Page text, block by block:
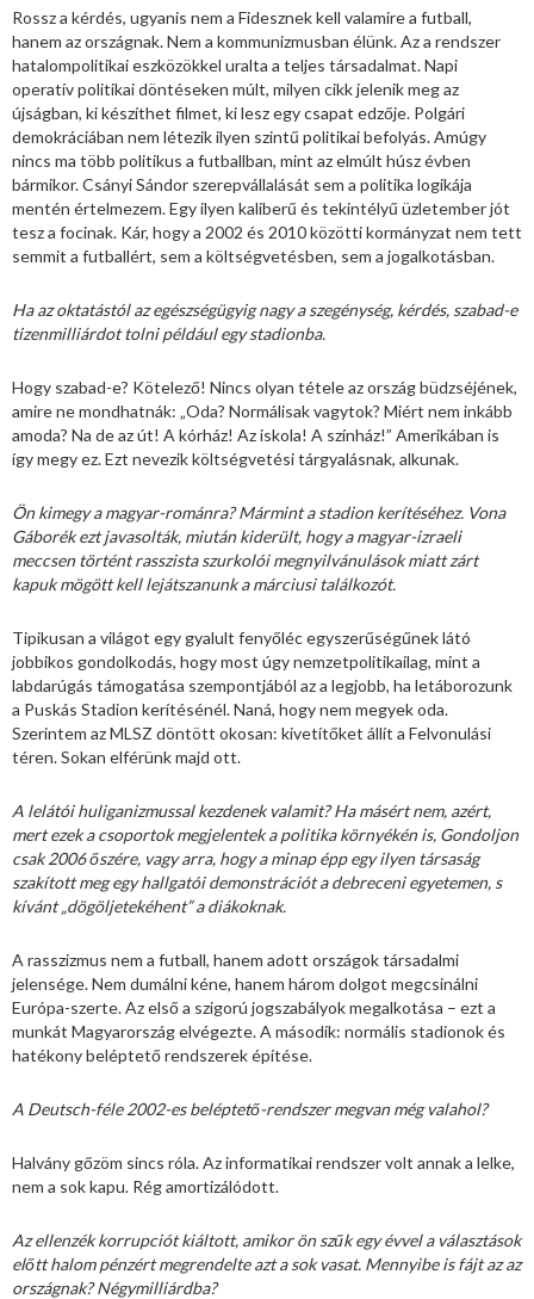
Rossz a kérdés, ugyanis nem a Fidesznek kell valamire a futball,
hanem az országnak. Nem a kommunizmusban élünk. Az a rendszer
hatalompolitikai eszközökkel uralta a teljes társadalmat. Napi
operatív politikai döntéseken múlt, milyen cikk jelenik meg az
újságban, ki készíthet filmet, ki lesz egy csapat edzője. Polgári
demokráciában nem létezik ilyen szintű politikai befolyás. Amúgy
nincs ma több politikus a futballban, mint az elmúlt húsz évben
bármikor. Csányi Sándor szerepvállalását sem a politika logikája
mentén értelmezem. Egy ilyen kaliberű és tekintélyű üzletember jót
tesz a focinak. Kár, hogy a 2002 és 2010 közötti kormányzat nem tett
semmit a futballért, sem a költségvetésben, sem a jogalkotásban.
Ha az oktatástól az egészségügyig nagy a szegénység, kérdés, szabad-e
tizenmilliárdot tolni például egy stadionba.
Hogy szabad-e? Kötelező! Nincs olyan tétele az ország büdzséjének,
amire ne mondhatnák: „Oda? Normálisak vagytok? Miért nem inkább
amoda? Na de az út! A kórház! Az iskola! A színház!” Amerikában is
így megy ez. Ezt nevezik költségvetési tárgyalásnak, alkunak.
Ön kimegy a magyar-románra? Mármint a stadion kerítéséhez. Vona
Gáborék ezt javasolták, miután kiderült, hogy a magyar-izraeli
meccsen történt rasszista szurkolói megnyilvánulások miatt zárt
kapuk mögött kell lejátszanunk a márciusi találkozót.
Tipikusan a világot egy gyalult fenyőléc egyszerűségűnek látó
jobbikos gondolkodás, hogy most úgy nemzetpolitikailag, mint a
labdarúgás támogatása szempontjából az a legjobb, ha letáborozunk
a Puskás Stadion kerítésénél. Naná, hogy nem megyek oda.
Szerintem az MLSZ döntött okosan: kivetítőket állít a Felvonulási
téren. Sokan elférünk majd ott.
A lelátói huliganizmussal kezdenek valamit? Ha másért nem, azért,
mert ezek a csoportok megjelentek a politika környékén is, Gondoljon
csak 2006 őszére, vagy arra, hogy a minap épp egy ilyen társaság
szakított meg egy hallgatói demonstrációt a debreceni egyetemen, s
kívánt „dögöljetekéhent” a diákoknak.
A rasszizmus nem a futball, hanem adott országok társadalmi
jelensége. Nem dumálni kéne, hanem három dolgot megcsinálni
Európa-szerte. Az első a szigorú jogszabályok megalkotása – ezt a
munkát Magyarország elvégezte. A második: normális stadionok és
hatékony beléptető rendszerek építése.
A Deutsch-féle 2002-es beléptető-rendszer megvan még valahol?
Halvány gőzöm sincs róla. Az informatikai rendszer volt annak a lelke,
nem a sok kapu. Rég amortizálódott.
Az ellenzék korrupciót kiáltott, amikor ön szűk egy évvel a választások
előtt halom pénzért megrendelte azt a sok vasat. Mennyibe is fájt az az
országnak? Négymilliárdba?